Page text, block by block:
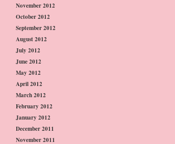
November 2012
October 2012
September 2012
August 2012
July 2012
June 2012
May 2012
April 2012
March 2012
February 2012
January 2012
December 2011
November 2011